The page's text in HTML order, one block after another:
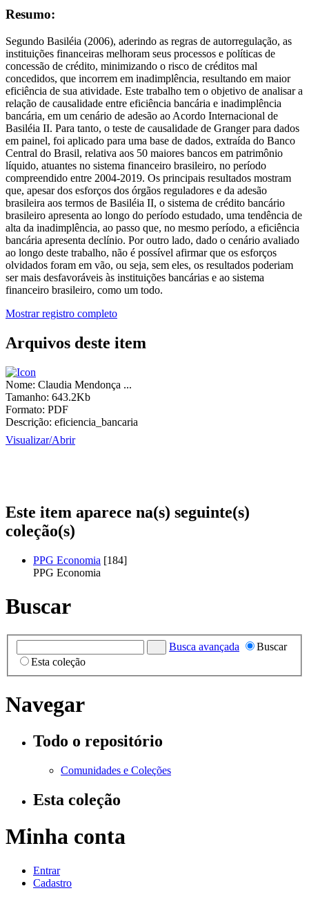
Resumo:
Segundo Basiléia (2006), aderindo as regras de autorregulação, as
instituições financeiras melhoram seus processos e políticas de
concessão de crédito, minimizando o risco de créditos mal
concedidos, que incorrem em inadimplência, resultando em maior
eficiência de sua atividade. Este trabalho tem o objetivo de analisar a
relação de causalidade entre eficiência bancária e inadimplência
bancária, em um cenário de adesão ao Acordo Internacional de
Basiléia II. Para tanto, o teste de causalidade de Granger para dados
em painel, foi aplicado para uma base de dados, extraída do Banco
Central do Brasil, relativa aos 50 maiores bancos em patrimônio
líquido, atuantes no sistema financeiro brasileiro, no período
compreendido entre 2004-2019. Os principais resultados mostram
que, apesar dos esforços dos órgãos reguladores e da adesão
brasileira aos termos de Basiléia II, o sistema de crédito bancário
brasileiro apresenta ao longo do período estudado, uma tendência de
alta da inadimplência, ao passo que, no mesmo período, a eficiência
bancária apresenta declínio. Por outro lado, dado o cenário avaliado
ao longo deste trabalho, não é possível afirmar que os esforços
olvidados foram em vão, ou seja, sem eles, os resultados poderiam
ser mais desfavoráveis às instituições bancárias e ao sistema
financeiro brasileiro, como um todo.
Mostrar registro completo
Arquivos deste item
Nome: Claudia Mendonça ...
Tamanho: 643.2Kb
Formato: PDF
Descrição: eficiencia_bancaria
Visualizar/Abrir
Este item aparece na(s) seguinte(s)
coleção(s)
PPG Economia [184]
PPG Economia
Buscar
Busca avançada
Buscar
Esta coleção
Navegar
Todo o repositório
Comunidades e Coleções
Esta coleção
Minha conta
Entrar
Cadastro